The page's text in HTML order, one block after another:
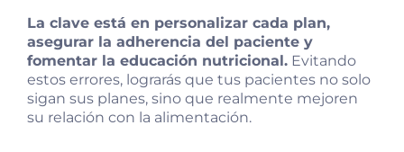
La clave está en personalizar cada plan,
asegurar la adherencia del paciente y
fomentar la educación nutricional. Evitando
estos errores, lograrás que tus pacientes no solo
sigan sus planes, sino que realmente mejoren
su relación con la alimentación.